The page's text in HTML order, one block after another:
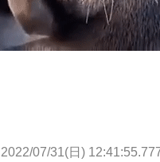
2022/07/31(日)